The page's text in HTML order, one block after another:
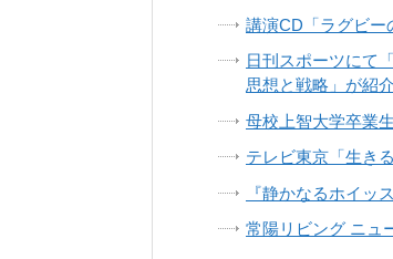
講演CD「ラグビー
日刊スポーツにて
思想と戦略」が紹
母校上智大学卒業
テレビ東京「生き
『静かなるホイッ
常陽リビング ニュ